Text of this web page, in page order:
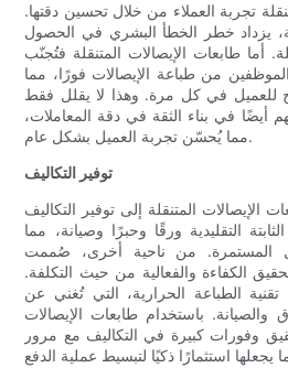
تجربة العملاء من خلال تحسين دقتها.
يزداد خطر الخطأ البشري في الحصول
أما طابعات الإيصالات المتنقلة فتُجنّب
من طباعة الإيصالات فورًا، مما
للعميل في كل مرة. وهذا لا يقلل فقط
أيضًا في بناء الثقة في دقة المعاملات،
مما يُحسّن تجربة العميل بشكل عام.
توفير التكاليف
المتنقلة إلى توفير التكاليف
التقليدية ورقًا وحبرًا وصيانة، مما
المستمرة. من ناحية أخرى، صُممت
الكفاءة والفعالية من حيث التكلفة.
الطباعة الحرارية، التي تُغني عن
والصيانة. باستخدام طابعات الإيصالات
وفورات كبيرة في التكاليف مع مرور